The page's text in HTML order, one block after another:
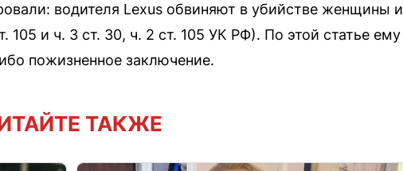
водителя Lexus обвиняют в убийстве женщины и
105 и ч. 3 ст. 30, ч. 2 ст. 105 УК РФ). По этой статье ему
пожизненное заключение.
ТАКЖЕ